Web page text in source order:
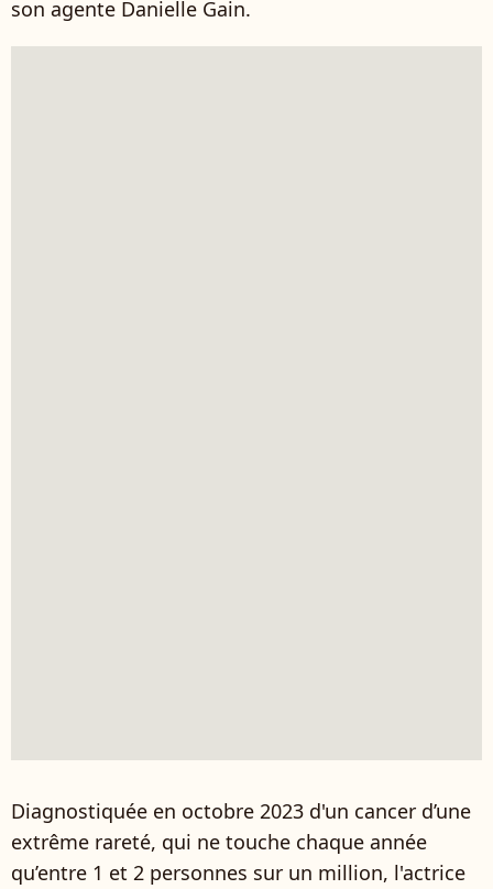
son agente Danielle Gain.
Diagnostiquée en octobre 2023 d'un cancer d’une
extrême rareté, qui ne touche chaque année
qu’entre 1 et 2 personnes sur un million, l'actrice